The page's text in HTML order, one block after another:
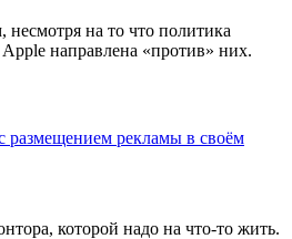
несмотря на то что политика
направлена «против» них.
размещением рекламы в своём
которой надо на что-то жить.